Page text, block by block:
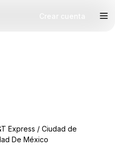
Express / Ciudad de
De México